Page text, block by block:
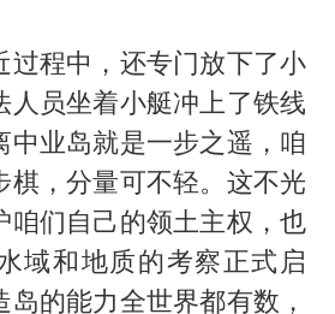
过程中，还专门放下了小
人员坐着小艇冲上了铁线
中业岛就是一步之遥，咱
棋，分量可不轻。这不光
咱们自己的领土主权，也
域和地质的考察正式启
的能力全世界都有数，